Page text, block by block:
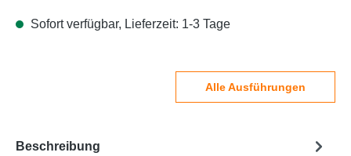
Sofort verfügbar, Lieferzeit: 1-3 Tage
Alle Ausführungen
Beschreibung